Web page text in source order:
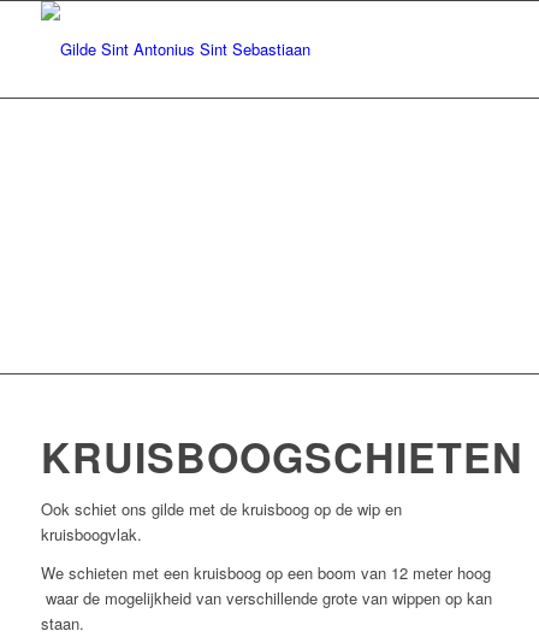
KRUISBOOGSCHIETEN
Ook schiet ons gilde met de kruisboog op de wip en
kruisboogvlak.
We schieten met een kruisboog op een boom van 12 meter hoog
waar de mogelijkheid van verschillende grote van wippen op kan
staan.